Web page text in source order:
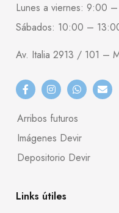
Lunes a viernes: 9:00
Sábados: 10:00 –
Av. Italia 2913 / 101 –
Arribos futuros
Imágenes Devir
Depositorio Devir
Links útiles